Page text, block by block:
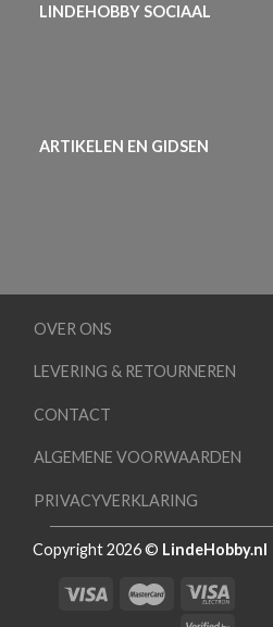
LINDEHOBBY SOCIAAL
ARTIKELEN EN GIDSEN
OVER ONS
LEVERING & RETOURNEREN
CONTACT
ALGEMENE VOORWAARDEN
PRIVACYVERKLARING
Copyright 2026 © LindeHobby.nl